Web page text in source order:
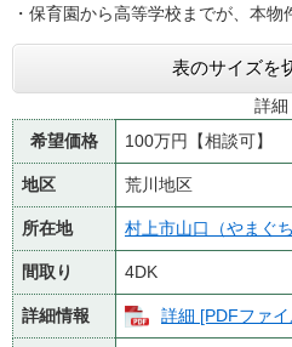
・保育園から高等学校までが、本
表のサイズを
詳細
希望価格
100万円【相談可】
地区 荒川地区
所在地 村上市山口（やまぐち
間取り 4DK
詳細情報 詳細 [PDFファ